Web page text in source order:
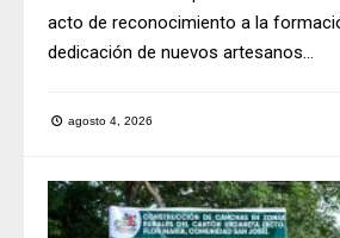
acto de reconocimiento a la
dedicación de nuevos artesanos
agosto 4, 2026